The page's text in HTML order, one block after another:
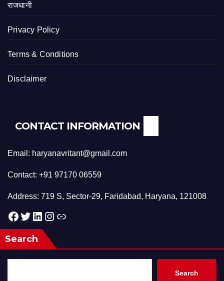
राजधानी
Privacy Policy
Terms & Conditions
Disclaimer
CONTACT INFORMATION
Email: haryanavritant@gmail.com
Contact: +91 97170 06559
Address: 719 S, Sector-29, Faridabad, Haryana, 121008
Facebook Twitter LinkedIn Instagram Link
Search
Search